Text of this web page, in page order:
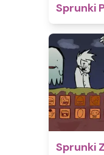
Sprunki
Sprunki